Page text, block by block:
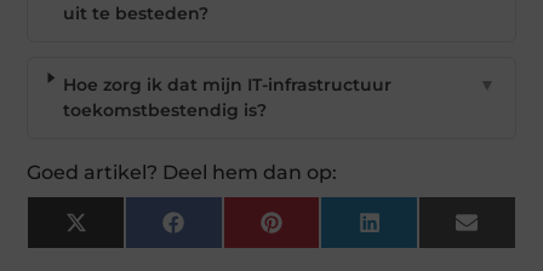
uit te besteden?
Hoe zorg ik dat mijn IT-infrastructuur
toekomstbestendig is?
▼
Goed artikel? Deel hem dan op:
X
(Twitter)
Facebook Pinterest LinkedIn Email